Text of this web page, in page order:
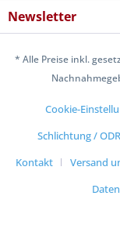
Newsletter
* Alle Preise inkl.
Cookie-
Schlichtung /
Kontakt
Versand